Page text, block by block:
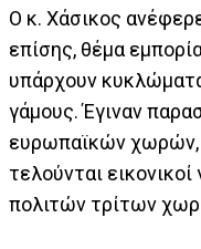
Ο κ. Χάσικος
επίσης, θέμα
υπάρχουν
γάμους. Έγιναν
ευρωπαϊκών χωρών,
τελούνται
πολιτών τρίτων